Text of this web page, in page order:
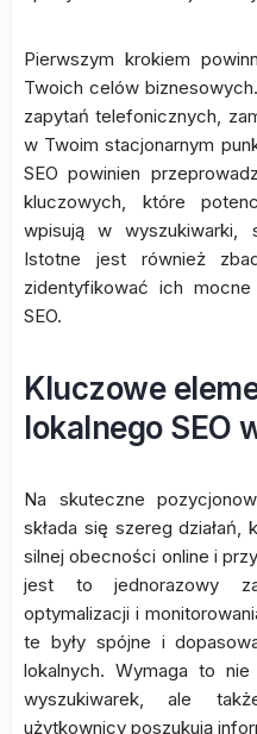
Pierwszym krokiem
Twoich celów
zapytań telefonicznych,
w Twoim stacjonarnym
SEO powinien
kluczowych, które
wpisują w wyszukiwarki,
Istotne jest również
zidentyfikować ich
SEO.
Kluczowe
lokalnego SEO
Na skuteczne
składa się szereg działań,
silnej obecności online i
jest to jednorazowy
optymalizacji i
te były spójne i
lokalnych. Wymaga to
wyszukiwarek, ale
użytkownicy poszukują